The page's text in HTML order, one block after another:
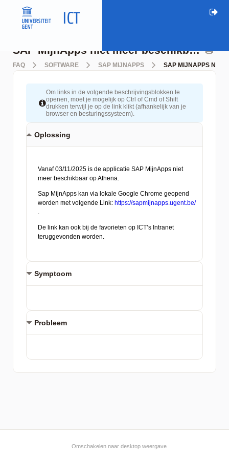
SAP MijnApps niet meer beschikbaar op Athena
FAQ SOFTWARE SAP MIJNAPPS SAP MIJNAPPS NIET
Om links in de volgende beschrijvingsblokken te
openen, moet je mogelijk op Ctrl of Cmd of Shift
drukken terwijl je op de link klikt (afhankelijk van je
browser en besturingssysteem).
Oplossing
Symptoom
Probleem
Omschakelen naar desktop weergave